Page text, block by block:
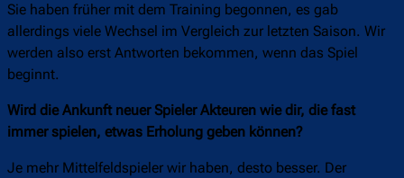
Sie haben früher mit dem Training begonnen, es gab
allerdings viele Wechsel im Vergleich zur letzten Saison. Wir
werden also erst Antworten bekommen, wenn das Spiel
beginnt.
Wird die Ankunft neuer Spieler Akteuren wie dir, die fast
immer spielen, etwas Erholung geben können?
Je mehr Mittelfeldspieler wir haben, desto besser. Der